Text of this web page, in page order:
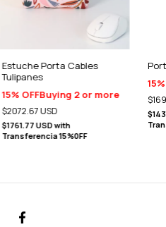
Estuche Porta Cables
Tulipanes
15% OFFBuying 2 or more
$2072.67 USD
$1761.77 USDwith
Transferencia 15%0FF